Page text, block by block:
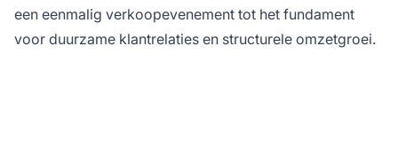
een eenmalig verkoopevenement tot het fundament
voor duurzame klantrelaties en structurele omzetgroei.